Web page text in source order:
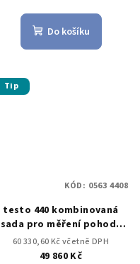
Do košíku
Tip
testo 440 kombinovaná
sada pro měření pohody
prostředí s BT
60 330,60 Kč včetně DPH
49 860 Kč
KÓD: 0563 4408